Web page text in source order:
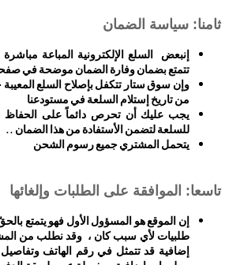
ثامنا: سياسة الضمان
إنبعض السلع الإلكترونية المباعة
تتمتع بضمان وفارة الضمان موضحة في
من تاريخ إستلام السلعة في مستودعنا
يجب عليك أن تحرص دائماً على الحفاظ
للسلعة لتضمن الأستفادة من هذا الضمان ..
يتحمل المشتري جميع رسوم الشحن
تاسعا: الموافقة على الطلبات وإلغائها
إن الموقع هو المسؤول الأول فهو يتمتع
طلبيات لأي سبب كان ، وقد نطلب من
إضافية قد تتمثل في رقم الهاتف وتفاصيل